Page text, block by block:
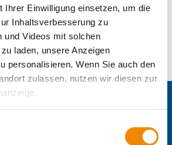
Ihrer Einwilligung einsetzen, um die
Inhaltsverbesserung zu
und Videos mit solchen
laden, unsere Anzeigen
personalisieren. Wenn Sie auch den
zulassen, nutzen wir diesen zur
wie Ihre IP-Adresse und
Mittelhessen / Wetzlar
des IB